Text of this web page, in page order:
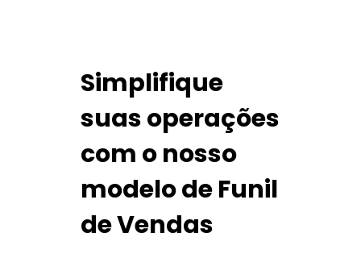
Simplifique
suas operações
com o nosso
modelo de Funil
de Vendas